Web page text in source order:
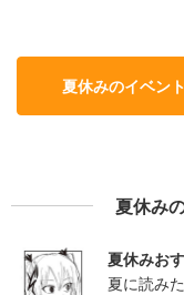
夏休みのイベン
夏休み
夏休みお
夏に読み